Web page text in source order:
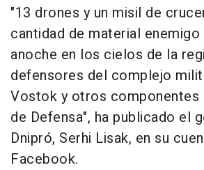
"13 drones y un misil de
cantidad de material
anoche en los cielos de la
defensores del complejo
Vostok y otros componentes
de Defensa", ha publicado el
Dnipró, Serhi Lisak, en su
Facebook.